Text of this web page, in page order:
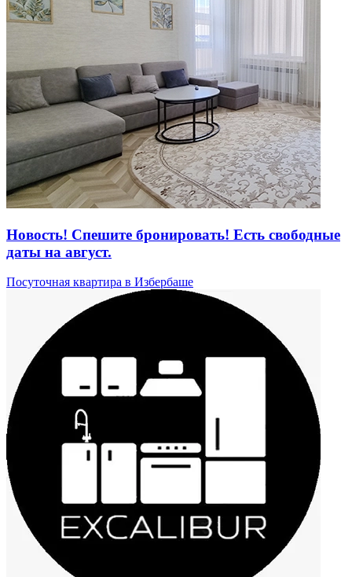
Новость! Спешите бронировать! Есть свободные
даты на август.
Посуточная квартира в Избербаше